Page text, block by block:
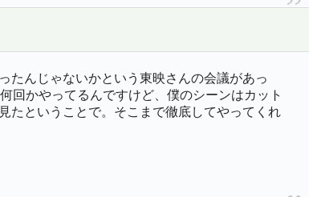
たんじゃないかという東映さんの会議があっ
回かやってるんですけど、僕のシーンはカット
たということで。そこまで徹底してやってくれ